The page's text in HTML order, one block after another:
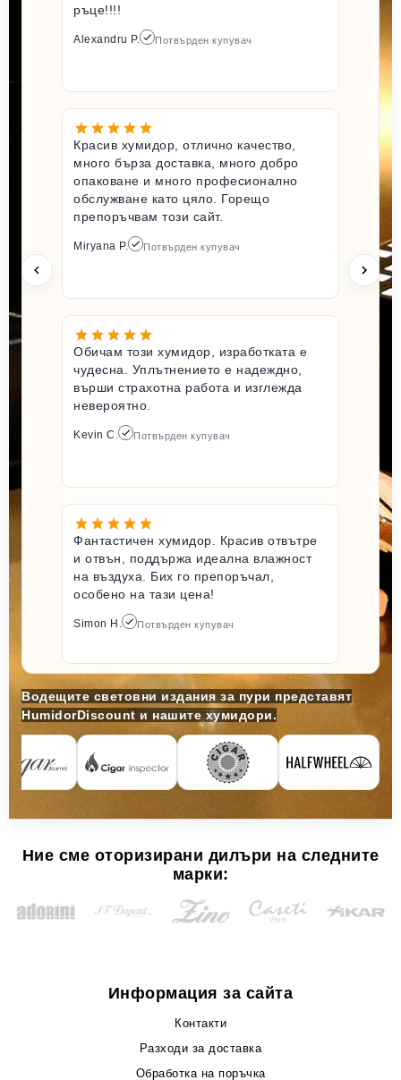
ръце!!!!
Alexandru P. Потвърден купувач
Красив хумидор, отлично качество,
много бърза доставка, много добро
опаковане и много професионално
обслужване като цяло. Горещо
препоръчвам този сайт.
Miryana P. Потвърден купувач
Обичам този хумидор, изработката е
чудесна. Уплътнението е надеждно,
върши страхотна работа и изглежда
невероятно.
Kevin C. Потвърден купувач
Фантастичен хумидор. Красив отвътре
и отвън, поддържа идеална влажност
на въздуха. Бих го препоръчал,
особено на тази цена!
Simon H. Потвърден купувач
Водещите световни издания за пури представят
HumidorDiscount и нашите хумидори.
Ние сме оторизирани дилъри на следните
марки:
Информация за сайта
Контакти
Разходи за доставка
Обработка на поръчка